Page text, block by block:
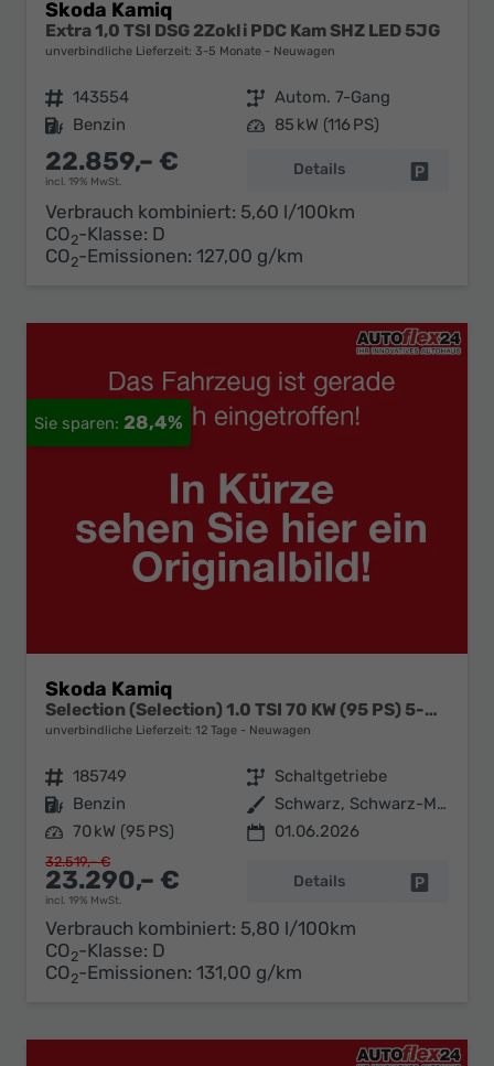
Skoda Kamiq
Extra 1,0 TSI DSG 2Zokli PDC Kam SHZ LED 5JG
unverbindliche Lieferzeit: 3-5 Monate Neuwagen
Fahrzeugnr. 143554 Getriebe Autom. 7-Gang
Kraftstoff Benzin Leistung 85 kW (116 PS)
22.859,– €
incl. 19% MwSt.
Details
Verbrauch kombiniert: 5,60 l/100km
CO2-Klasse: D
CO2-Emissionen: 127,00 g/km
28,4%
Skoda Kamiq
Selection (Selection) 1.0 TSI 70 KW (95 PS) 5-Gang Schaltgetriebe
unverbindliche Lieferzeit: 12 Tage Neuwagen
Fahrzeugnr. 185749 Getriebe Schaltgetriebe
Kraftstoff Benzin Außenfarbe
Schwarz, Schwarz-Magic Perleffekt (1Z)
Leistung 70 kW (95 PS) 01.06.2026
23.290,– €
incl. 19% MwSt.
32.519,– €
Details
Verbrauch kombiniert: 5,80 l/100km
CO2-Klasse: D
CO2-Emissionen: 131,00 g/km